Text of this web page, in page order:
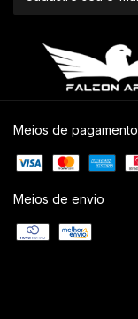
Meios de pagamento
Meios de envio